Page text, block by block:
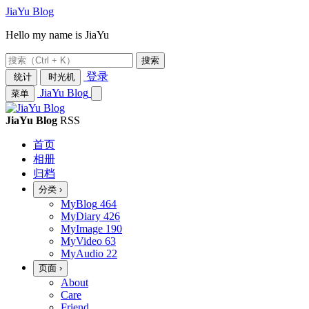
JiaYu Blog
Hello my name is JiaYu
搜索
统计
时光机 登录
菜单 JiaYu Blog
JiaYu Blog RSS
首页
相册
归档
分类 ›
MyBlog 464
MyDiary 426
MyImage 190
MyVideo 63
MyAudio 22
页面 ›
About
Care